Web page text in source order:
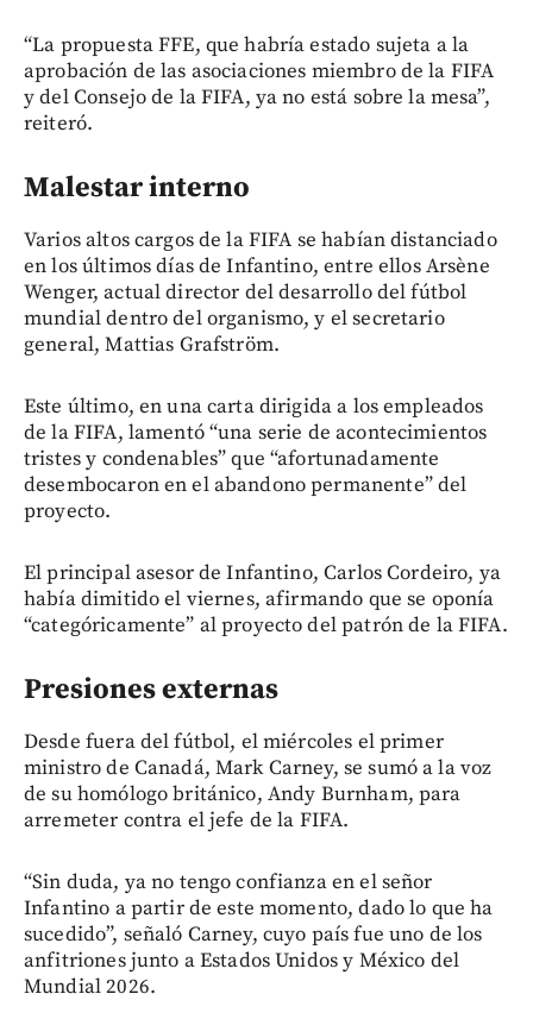
“La propuesta FFE, que habría estado sujeta a la
aprobación de las asociaciones miembro de la FIFA
y del Consejo de la FIFA, ya no está sobre la mesa”,
reiteró.
Malestar interno
Varios altos cargos de la FIFA se habían distanciado
en los últimos días de Infantino, entre ellos Arsène
Wenger, actual director del desarrollo del fútbol
mundial dentro del organismo, y el secretario
general, Mattias Grafström.
Este último, en una carta dirigida a los empleados
de la FIFA, lamentó “una serie de acontecimientos
tristes y condenables” que “afortunadamente
desembocaron en el abandono permanente” del
proyecto.
El principal asesor de Infantino, Carlos Cordeiro, ya
había dimitido el viernes, afirmando que se oponía
“categóricamente” al proyecto del patrón de la FIFA.
Presiones externas
Desde fuera del fútbol, el miércoles el primer
ministro de Canadá, Mark Carney, se sumó a la voz
de su homólogo británico, Andy Burnham, para
arremeter contra el jefe de la FIFA.
“Sin duda, ya no tengo confianza en el señor
Infantino a partir de este momento, dado lo que ha
sucedido”, señaló Carney, cuyo país fue uno de los
anfitriones junto a Estados Unidos y México del
Mundial 2026.